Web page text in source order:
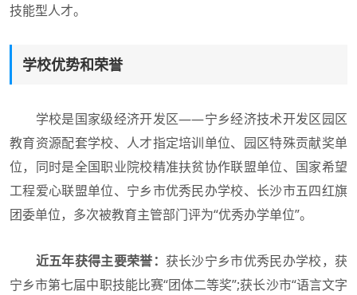
技能型人才。
学校优势和荣誉
学校是国家级经济开发区——宁乡经济技术开发区园区
教育资源配套学校、人才指定培训单位、园区特殊贡献奖单
位，同时是全国职业院校精准扶贫协作联盟单位、国家希望
工程爱心联盟单位、宁乡市优秀民办学校、长沙市五四红旗
团委单位，多次被教育主管部门评为“优秀办学单位”。
近五年获得主要荣誉： 获长沙宁乡市优秀民办学校，获
宁乡市第七届中职技能比赛“团体二等奖”;获长沙市“语言文字